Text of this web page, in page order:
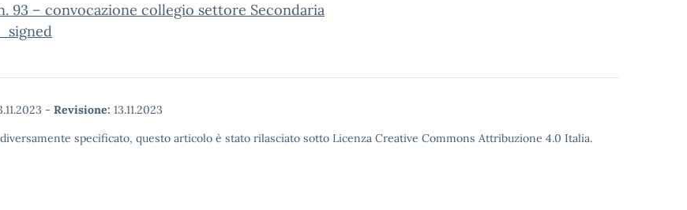
93 – convocazione collegio settore Secondaria
- Revisione: 13.11.2023
specificato, questo articolo è stato rilasciato sotto Licenza Creative Commons Attribuzione 4.0 Italia.